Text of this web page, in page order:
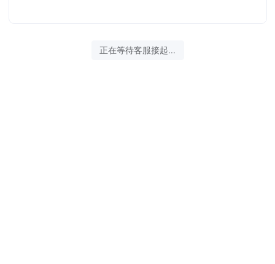
正在等待客服接起...